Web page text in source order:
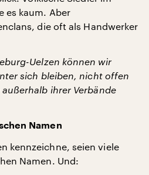
es kaum. Aber
die oft als Handwerker
Uelzen können wir
sich bleiben, nicht offen
ihrer Verbände
Namen
kennzeichne, seien viele
Namen. Und: